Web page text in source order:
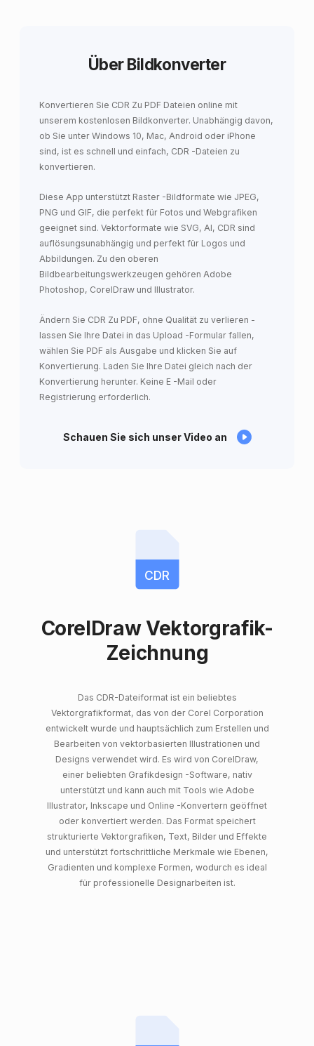
Über Bildkonverter
Konvertieren Sie CDR Zu PDF Dateien online mit
unserem kostenlosen Bildkonverter. Unabhängig davon,
ob Sie unter Windows 10, Mac, Android oder iPhone
sind, ist es schnell und einfach, CDR -Dateien zu
konvertieren.
Diese App unterstützt Raster -Bildformate wie JPEG,
PNG und GIF, die perfekt für Fotos und Webgrafiken
geeignet sind. Vektorformate wie SVG, AI, CDR sind
auflösungsunabhängig und perfekt für Logos und
Abbildungen. Zu den oberen
Bildbearbeitungswerkzeugen gehören Adobe
Photoshop, CorelDraw und Illustrator.
Ändern Sie CDR Zu PDF, ohne Qualität zu verlieren -
lassen Sie Ihre Datei in das Upload -Formular fallen,
wählen Sie PDF als Ausgabe und klicken Sie auf
Konvertierung. Laden Sie Ihre Datei gleich nach der
Konvertierung herunter. Keine E -Mail oder
Registrierung erforderlich.
Schauen Sie sich unser Video an
CDR
CorelDraw Vektorgrafik-
Zeichnung
Das CDR-Dateiformat ist ein beliebtes
Vektorgrafikformat, das von der Corel Corporation
entwickelt wurde und hauptsächlich zum Erstellen und
Bearbeiten von vektorbasierten Illustrationen und
Designs verwendet wird. Es wird von CorelDraw,
einer beliebten Grafikdesign -Software, nativ
unterstützt und kann auch mit Tools wie Adobe
Illustrator, Inkscape und Online -Konvertern geöffnet
oder konvertiert werden. Das Format speichert
strukturierte Vektorgrafiken, Text, Bilder und Effekte
und unterstützt fortschrittliche Merkmale wie Ebenen,
Gradienten und komplexe Formen, wodurch es ideal
für professionelle Designarbeiten ist.